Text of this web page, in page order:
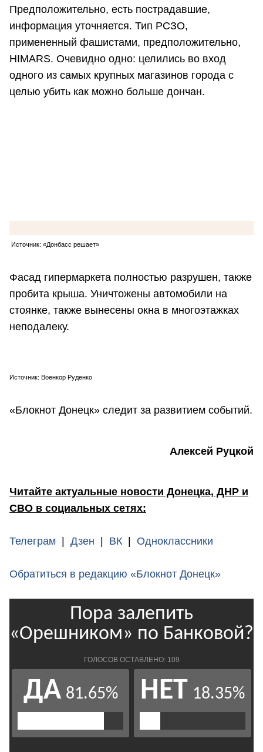
Предположительно, есть пострадавшие,
информация уточняется. Тип РСЗО,
примененный фашистами, предположительно,
HIMARS. Очевидно одно: целились во вход
одного из самых крупных магазинов города с
целью убить как можно больше дончан.
Источник: «Донбасс решает»
Фасад гипермаркета полностью разрушен, также
пробита крыша. Уничтожены автомобили на
стоянке, также вынесены окна в многоэтажках
неподалеку.
Источник: Военкор Руденко
«Блокнот Донецк» следит за развитием событий.
Алексей Руцкой
Читайте актуальные новости Донецка, ДНР и
СВО в социальных сетях:
Телеграм | Дзен | ВК | Одноклассники
Обратиться в редакцию «Блокнот Донецк»